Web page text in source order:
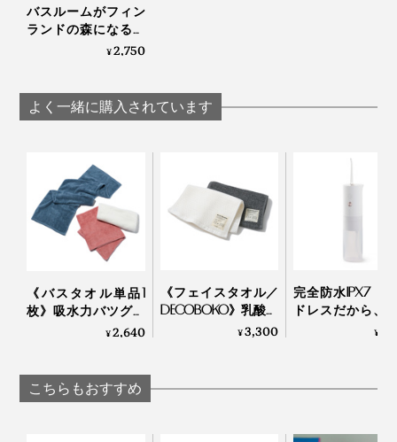
『OSMIA』から、清々しい多幸感のお裾分けが待ってい
バスルームがフィン
ランドの森になる、
「白樺の若葉」と
¥2,750
よく一緒に購入されています
《バスタオル単品1
枚》吸水力バツグン
だから、半分のサイ
「バスタオル」｜浅
野撚糸 エアーかおる
¥2,640
《フェイスタオル／
DECOBOKO》乳酸パ
ワーで抗菌・防臭、
¥3,300
完全防水IPX7・
ドレスだから、
呂場でも、出張
¥
こちらもおすすめ